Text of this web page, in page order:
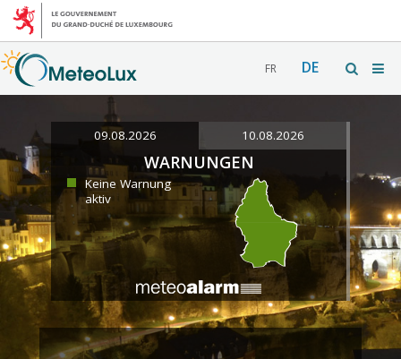
FR DE
09.08.2026 10.08.2026
WARNUNGEN
Keine Warnung
aktiv